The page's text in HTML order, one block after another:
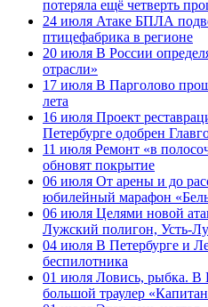
потеряла ещё четверть
24 июля Атаке БПЛА
птицефабрика в регионе
20 июля В России
отрасли»
17 июля В Парголово
лета
16 июля Проект
Петербурге одобрен
11 июля Ремонт «в
обновят покрытие
06 июля От арены и до
юбилейный марафон
06 июля Целями новой
Лужский полигон, Усть-
04 июля В Петербурге и
беспилотника
01 июля Ловись, рыбка. В
большой траулер